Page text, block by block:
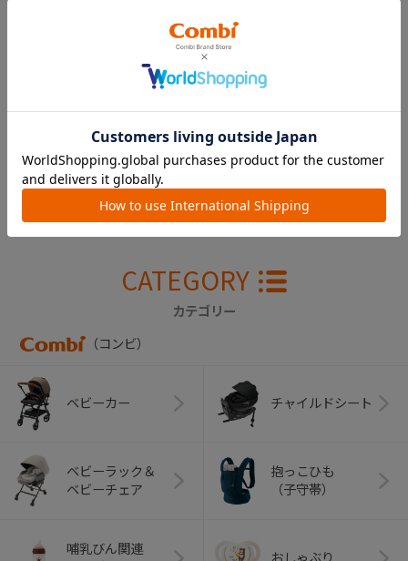
スゴカルＳｗｉｔｃ
ｈ ボディ＆おしり
サポート（薄水色）
CATEGORY
カテゴリー
（コンビ）
ベビーカー チャイルドシート
ベビーラック＆
ベビーチェア
抱っこひも
（子守帯）
哺乳びん関連
おしゃぶり